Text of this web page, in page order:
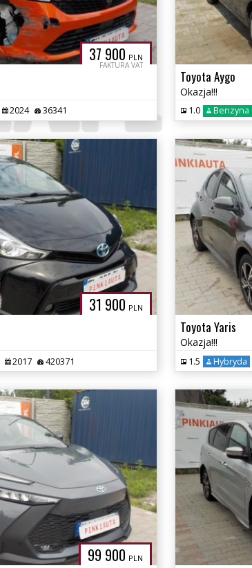
37 900 PLN
FAKTURA VAT
2024 36341
Toyota Aygo
Okazja!!!
1.0 Benzyna
31 900 PLN
2017 420371
Toyota Yaris
Okazja!!!
1.5 Hybryda
99 900 PLN